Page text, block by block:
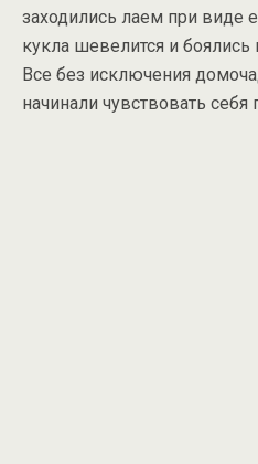
заходились лаем при виде
кукла шевелится и боялись
Все без исключения
начинали чувствовать себя